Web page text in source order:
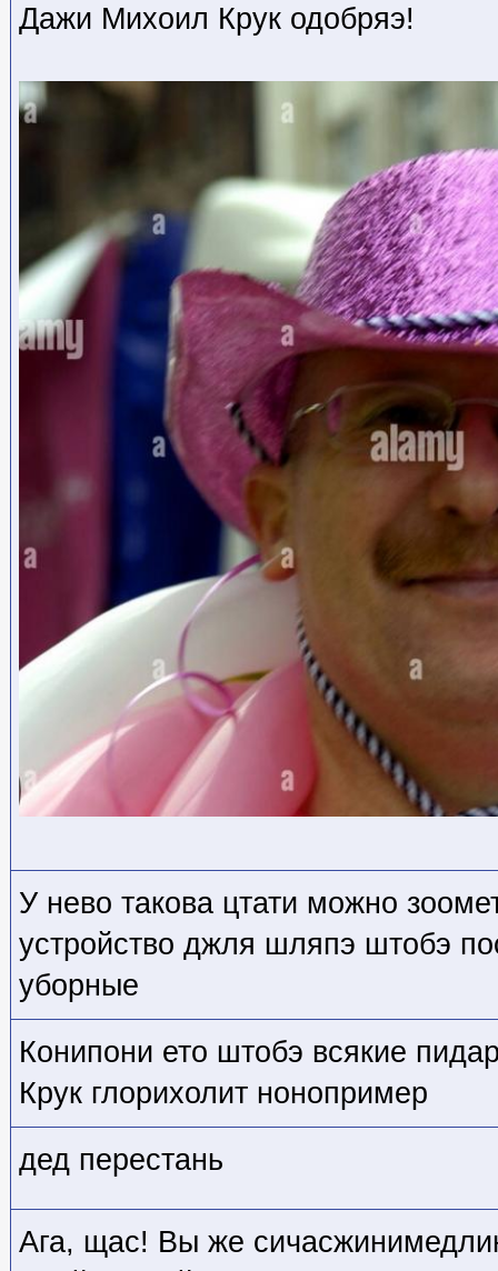
Дажи Михоил Крук одобряэ!
У нево такова цтати можно
устройство джля шляпэ штобэ
уборные
Конипони ето штобэ всякие
Крук глорихолит нонопример
дед перестань
Ага, щас! Вы же